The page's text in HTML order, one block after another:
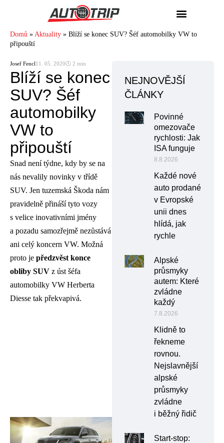
Domů » Aktuality » Blíží se konec SUV? Šéf automobilky VW to
připouští
Josef Fencl11. 05. 2020🕓 2 min
Blíží se konec
SUV? Šéf
automobilky
VW to
připouští
Snad není týdne, kdy by se na
nás nevalily novinky v třídě
SUV. Jen tuzemská Škoda nám
pravidelně přináší tyto vozy
s velice inovativními jmény
a pozadu samozřejmě nezůstává
ani celý koncern VW. Možná
proto je předzvěst konce
obliby SUV z úst šéfa
automobilky VW Herberta
Diesse tak překvapivá.
NEJNOVĚJŠÍ
ČLÁNKY
Povinné
omezovače
rychlosti: Jak
ISA funguje
8.8.2026
Každé nové
auto prodané
v Evropské
unii dnes
hlídá, jak
rychle
Alpské
průsmyky
autem: Které
zvládne
každý
7.8.2026
Klidně to
řekneme
rovnou.
Nejslavnější
alpské
průsmyky
zvládne
i běžný řidič
Start-stop: